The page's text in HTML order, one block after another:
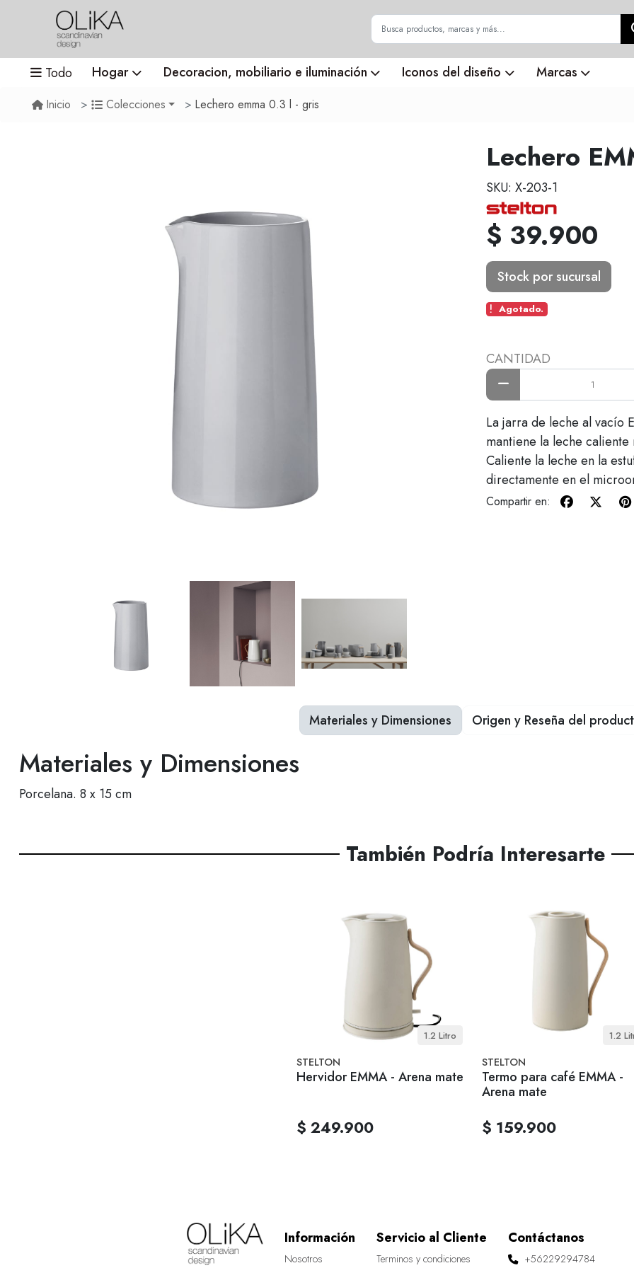
Todo Hogar Decoracion, mobiliario e iluminación Iconos del diseño Marcas
Inicio Colecciones Lechero emma 0.3 l - gris
Lechero
SKU: X-203-1
$ 39.900
Stock por sucursal
Agotado.
CANTIDAD
La jarra de leche al vacío
mantiene la leche
Caliente la leche en la
directamente en el
Compartir en:
Materiales y Dimensiones
Porcelana. 8 x 15 cm
Materiales y Dimensiones Origen y Reseña del
También Podría Interesarte
1.2 Litro
STELTON
Hervidor EMMA - Arena mate
$ 249.900
1.2
STELTON
Termo para café EMMA -
Arena mate
$ 159.900
Información
Nosotros
Servicio al Cliente
Terminos y condiciones
Contáctanos
+56229294784